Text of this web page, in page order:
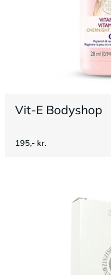
Vit-E Bodyshop
195,- kr.